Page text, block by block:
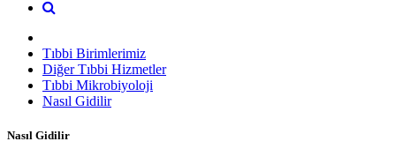
Tıbbi Birimlerimiz
Diğer Tıbbi Hizmetler
Tıbbi Mikrobiyoloji
Nasıl Gidilir
Nasıl Gidilir